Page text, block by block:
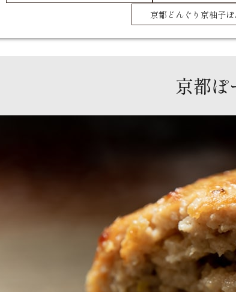
京都どんぐり京柚子
京都